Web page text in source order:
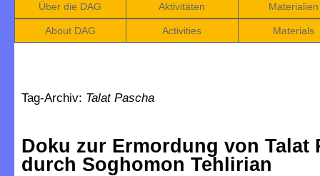
Über die DAG Aktivitäten Materialien
About DAG Activities Materials
Tag-Archiv: Talat Pascha
Doku zur Ermordung von Talat
durch Soghomon Tehlirian